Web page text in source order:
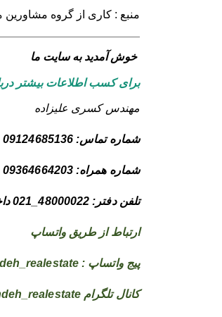
منبع : کاری از گروه مشاورین
خوش آمدید به سایت ما
برای کسب اطلاعات بیشتر
مهندس کسری علیزاده
شماره تماس: 09124685136
شماره همراه: 09364664203
تلفن دفتر: 48000022_021 داخلی 103
ارتباط از طریق واتساپ
پیج واتساپ : yabandeh_realestate
کانال تلگرام yabandeh_realestate